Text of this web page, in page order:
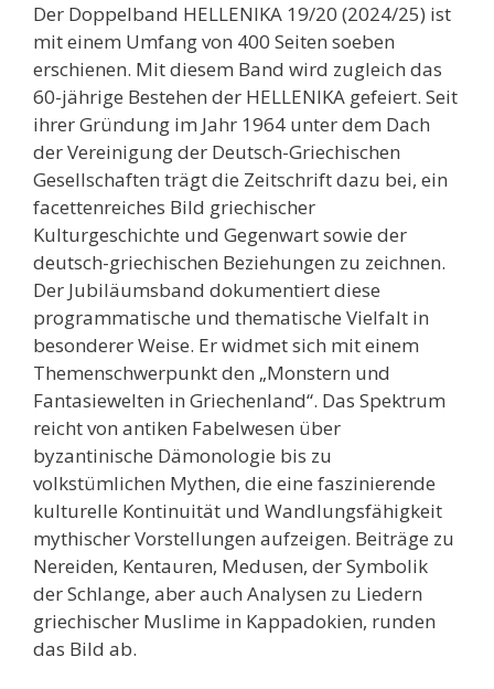
Der Doppelband HELLENIKA 19/20 (2024/25) ist
mit einem Umfang von 400 Seiten soeben
erschienen. Mit diesem Band wird zugleich das
60-jährige Bestehen der HELLENIKA gefeiert. Seit
ihrer Gründung im Jahr 1964 unter dem Dach
der Vereinigung der Deutsch-Griechischen
Gesellschaften trägt die Zeitschrift dazu bei, ein
facettenreiches Bild griechischer
Kulturgeschichte und Gegenwart sowie der
deutsch-griechischen Beziehungen zu zeichnen.
Der Jubiläumsband dokumentiert diese
programmatische und thematische Vielfalt in
besonderer Weise. Er widmet sich mit einem
Themenschwerpunkt den „Monstern und
Fantasiewelten in Griechenland“. Das Spektrum
reicht von antiken Fabelwesen über
byzantinische Dämonologie bis zu
volkstümlichen Mythen, die eine faszinierende
kulturelle Kontinuität und Wandlungsfähigkeit
mythischer Vorstellungen aufzeigen. Beiträge zu
Nereiden, Kentauren, Medusen, der Symbolik
der Schlange, aber auch Analysen zu Liedern
griechischer Muslime in Kappadokien, runden
das Bild ab.